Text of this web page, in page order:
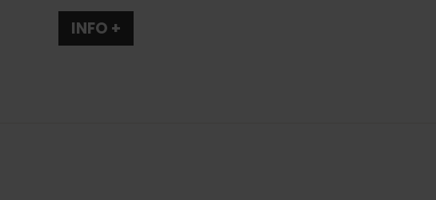
INFO +